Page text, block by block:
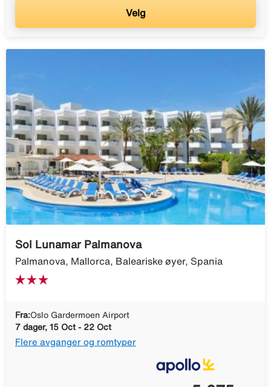
Velg
Sol Lunamar Palmanova
Palmanova, Mallorca, Baleariske øyer, Spania
Fra:Oslo Gardermoen Airport
7 dager, 15 Oct - 22 Oct
Flere avganger og romtyper